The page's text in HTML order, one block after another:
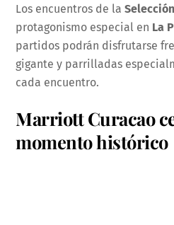
Los encuentros de la
protagonismo especial en La
partidos podrán disfrutarse
gigante y parrilladas
cada encuentro.
Marriott Curacao
momento histórico